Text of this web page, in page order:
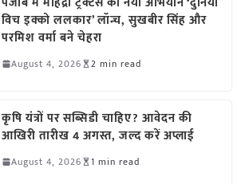
विच इक्को ललकार’ लॉन्च, सुखबीर सिंह और
परमिश वर्मा बने चेहरा
August 4, 2026 2 min read
कृषि यंत्रों पर सब्सिडी चाहिए? आवेदन की
आखिरी तारीख 4 अगस्त, जल्द करें अप्लाई
August 4, 2026 1 min read